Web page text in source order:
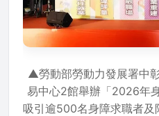
▲勞動部勞動力發展署中
易中心2館舉辦「2026年
吸引逾500名身障求職者及